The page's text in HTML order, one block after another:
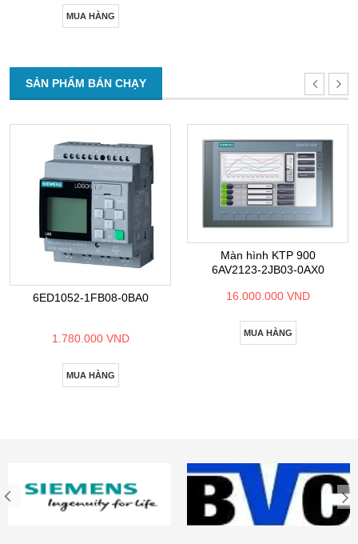
MUA HÀNG
SẢN PHẨM BÁN CHẠY
6ED1052-1FB08-0BA0
1.780.000 VND
MUA HÀNG
Màn hình KTP 900
6AV2123-2JB03-0AX0
16.000.000 VND
MUA HÀNG